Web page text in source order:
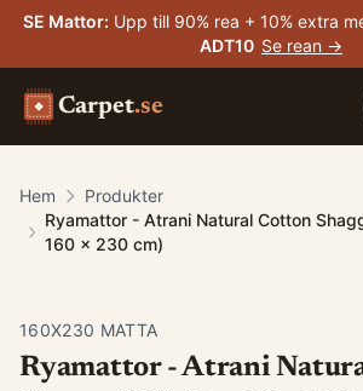
SE Mattor: Upp till 90% rea + 10% extra
ADT10 Se rean →
Carpet.se
Hem
Produkter
Ryamattor - Atrani Natural Cotton
160 x 230 cm)
160X230 MATTA
Ryamattor - Atrani